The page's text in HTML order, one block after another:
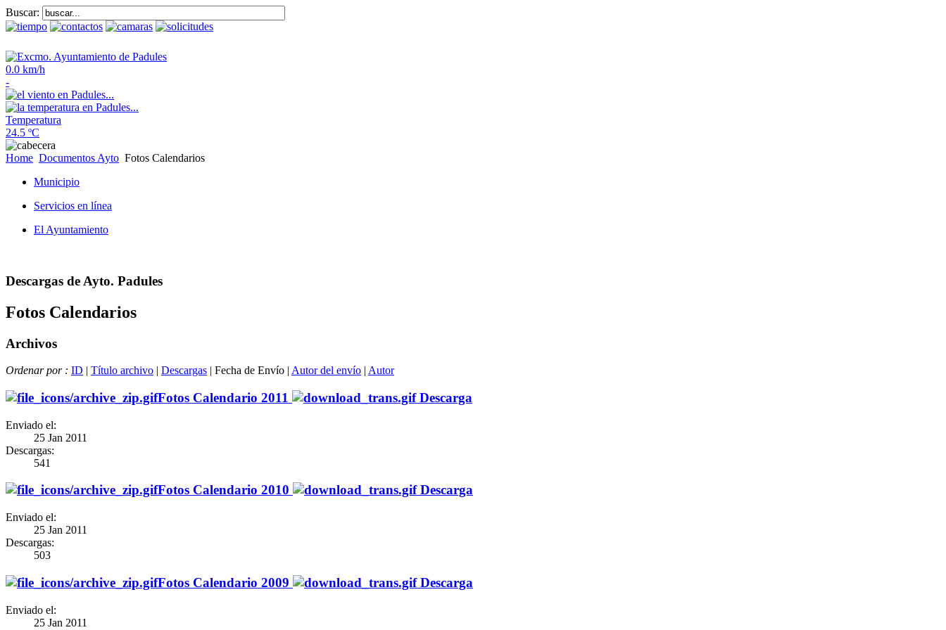
Buscar:
0.0 km/h
-
Temperatura
24.5 ºC
Home Documentos Ayto Fotos Calendarios
Municipio
Servicios en línea
El Ayuntamiento
Descargas de Ayto. Padules
Fotos Calendarios
Archivos
Ordenar por : ID | Título archivo | Descargas | Fecha de Envío | Autor del envío | Autor
Fotos Calendario 2011 Descarga
Enviado el:
25 Jan 2011
Descargas:
541
Fotos Calendario 2010 Descarga
Enviado el:
25 Jan 2011
Descargas:
503
Fotos Calendario 2009 Descarga
Enviado el:
25 Jan 2011